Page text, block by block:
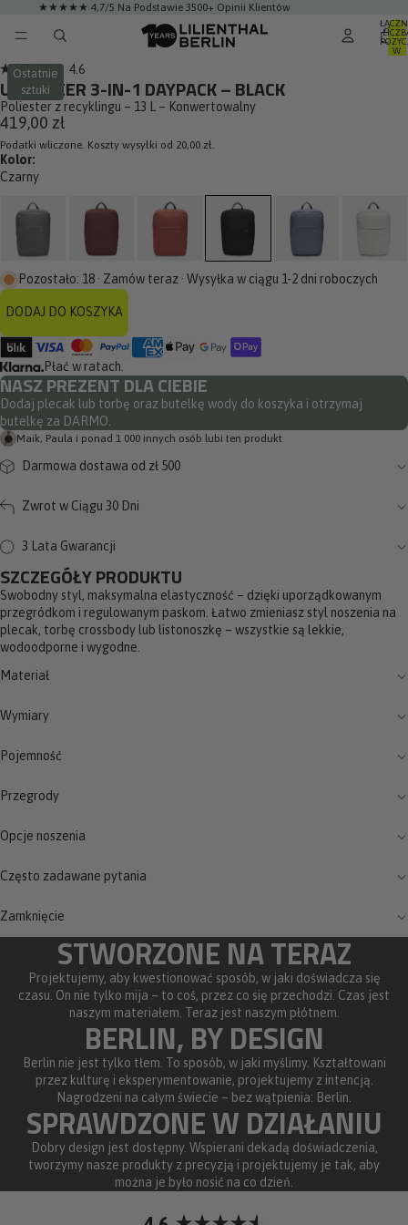
★★★★★ 4,7/5 Na Podstawie 3500+ Opinii Klientów
W
Ostatnie
sztuki
Oceniono
na
4.6
z
5
gwiazdek
4.6Kliknij,
żeby
przewinąć
opinii
URBANEER 3-IN-1 DAYPACK – BLACK
Poliester z recyklingu – 13 L – Konwertowalny
419,00 zł
Podatki wliczone. Koszty wysyłki od 20,00 zł.
Kolor:
Czarny
Pozostało: 18 · Zamów teraz · Wysyłka w ciągu 1-2 dni roboczych
DODAJ DO KOSZYKA
Płać w ratach.
NASZ PREZENT DLA CIEBIE
Dodaj plecak lub torbę oraz butelkę wody do koszyka i otrzymaj
butelkę za DARMO.
Maik, Paula i ponad 1 000 innych osób lubi ten produkt
Darmowa dostawa od zł 500
Zwrot w Ciągu 30 Dni
3 Lata Gwarancji
SZCZEGÓŁY PRODUKTU
Swobodny styl, maksymalna elastyczność – dzięki uporządkowanym
przegródkom i regulowanym paskom. Łatwo zmieniasz styl noszenia na
plecak, torbę crossbody lub listonoszkę – wszystkie są lekkie,
wodoodporne i wygodne.
Materiał
Wymiary
Pojemność
Przegrody
Opcje noszenia
Często zadawane pytania
Zamknięcie
STWORZONE NA TERAZ
Projektujemy, aby kwestionować sposób, w jaki doświadcza się
czasu. On nie tylko mija – to coś, przez co się przechodzi. Czas jest
naszym materiałem. Teraz jest naszym płótnem.
BERLIN, BY DESIGN
Berlin nie jest tylko tłem. To sposób, w jaki myślimy. Kształtowani
przez kulturę i eksperymentowanie, projektujemy z intencją.
Nagrodzeni na całym świecie – bez wątpienia: Berlin.
SPRAWDZONE W DZIAŁANIU
Dobry design jest dostępny. Wspierani dekadą doświadczenia,
tworzymy nasze produkty z precyzją i projektujemy je tak, aby
można je było nosić na co dzień.